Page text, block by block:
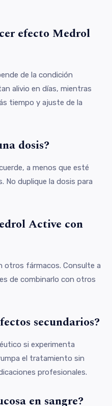
efecto Medrol
de la condición
alivio en días, mientras
tiempo y ajuste de la
dosis?
a menos que esté
No duplique la dosis para
Active con
otros fármacos. Consulte a
de combinarlo con otros
secundarios?
si experimenta
el tratamiento sin
profesionales.
en sangre?